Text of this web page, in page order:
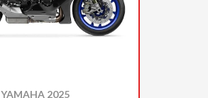
YAMAHA 2025